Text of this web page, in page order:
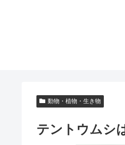
動物・植物・生き物
テントウムシ